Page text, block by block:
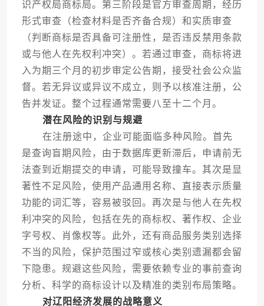
识产权局商标局。第三阶段是官方审查周期，经历
形式审查（检查材料是否齐备合规）和实质审查
（判断商标是否具备可注册性，是否违反禁用条款
或与他人在先权利冲突）。若通过审查，商标将进
入为期三个月的初步审定公告期，接受社会公众监
督。若无异议或异议不成立，则予以核准注册，公
告并发证。整个过程通常需要八至十二个月。
潜在风险的识别与规避
在注册途中，企业可能面临多种风险。首先
是查询盲期风险，由于数据库更新滞后，申请前无
法查到近期提交的申请，可能导致撞车。其次是显
著性不足风险，使用产品通用名称、直接表示质量
功能的词汇等，容易被驳回。再次是与他人在先权
利冲突的风险，包括在先的商标权、著作权、企业
字号权、肖像权等。此外，还有商品服务类别选择
不当的风险，保护范围过窄或核心类别遗漏都会留
下隐患。规避这些风险，需要依赖专业的事前查询
分析、科学的商标设计以及精准的类别布局策略。
对辽阳经济发展的战略意义